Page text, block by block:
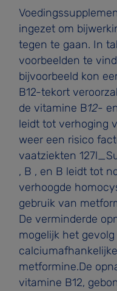
ingezet om
tegen te gaan. In
voorbeelden te
bijvoorbeeld kon
B12-tekort
de vitamine B12-
leidt tot verhoging
weer een risico­
vaatziekten
, B , en B leidt tot
verhoogde
gebruik van
De verminderde
mogelijk het
metformine.De
vitamine B12,